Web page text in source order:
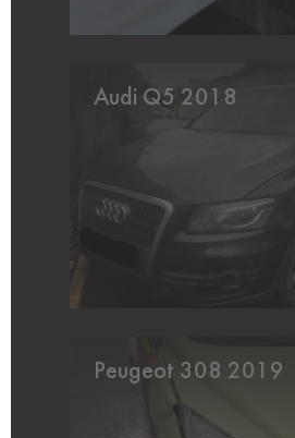
Audi Q5 2018
Peugeot 308 2019